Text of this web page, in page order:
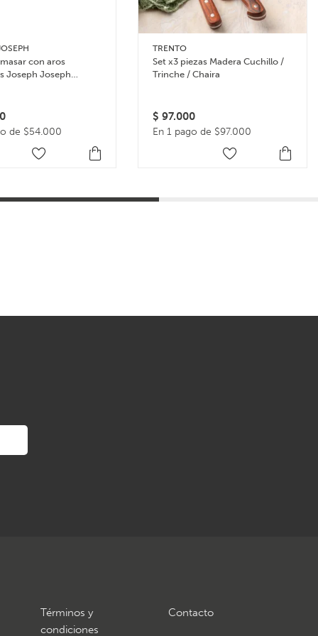
con aros
Joseph Joseph
de $54.000
TRENTO
Set x3 piezas Madera Cuchillo /
Trinche / Chaira
$ 97.000
En 1 pago de $97.000
Términos y
condiciones
Contacto